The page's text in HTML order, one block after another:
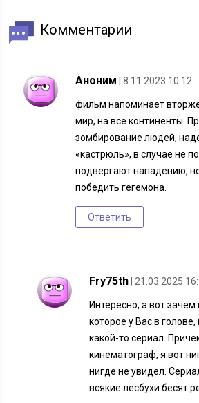
Комментарии
Аноним | 8.11.2023 10:12
фильм напоминает
мир, на все континенты.
зомбирование людей,
«кастрюль», в случае не
подвергают нападению,
победить гегемона.
Ответить
Fry75th | 21.03.2025
Интересно, а вот
которое у Вас в
какой-то сериал.
кинематограф, я вот
нигде не увидел.
всякие лесбухи бесят